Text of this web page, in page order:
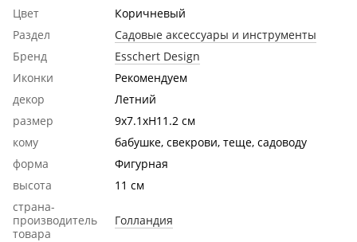
Цвет
Коричневый
Раздел
Садовые аксессуары и инструменты
Бренд
Esschert Design
Иконки
Рекомендуем
декор
Летний
размер
9x7.1xH11.2 см
кому
бабушке, свекрови, теще, садоводу
форма
Фигурная
высота
11 см
страна-
производитель
товара
Голландия